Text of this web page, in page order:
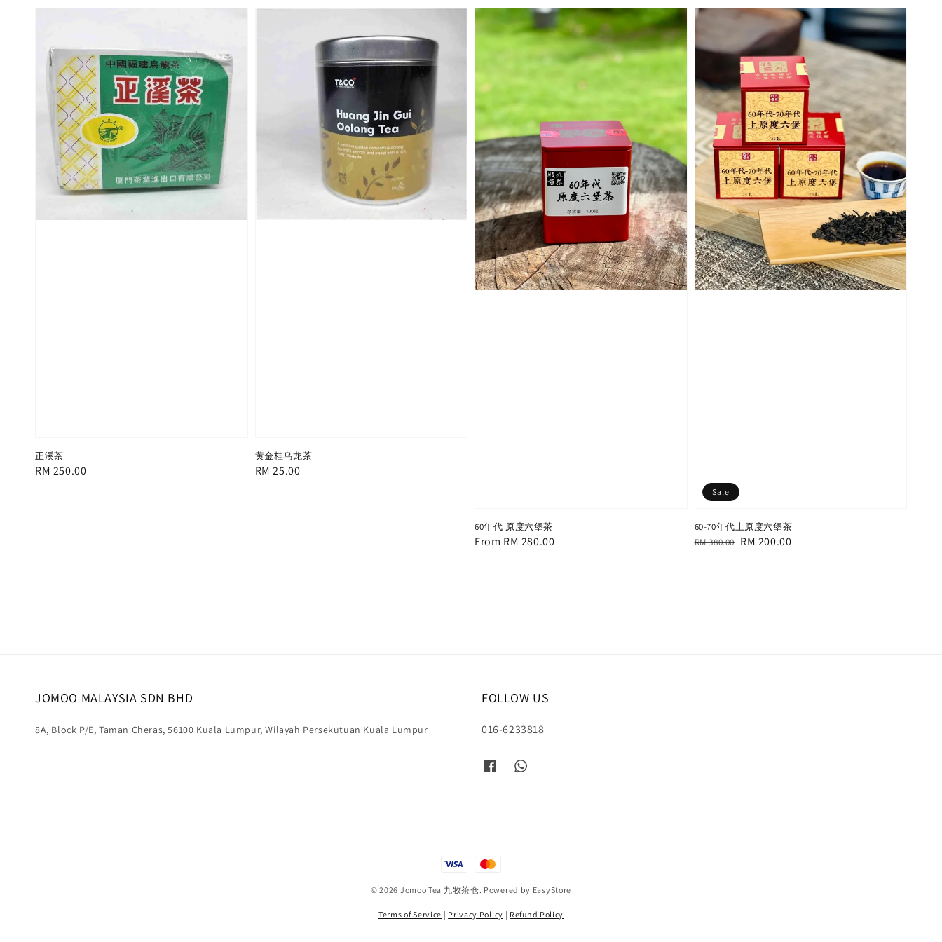
正溪茶
Regular
RM 250.00
黄金桂乌龙茶
Regular
RM 25.00
60年代 原度六堡茶
Regular
From RM 280.00
Sale
60-70年代上原度六堡茶
Regular
RM 380.00 Sale
RM 200.00
JOMOO MALAYSIA SDN BHD
8A, Block P/E, Taman Cheras, 56100 Kuala Lumpur, Wilayah Persekutuan Kuala Lumpur
FOLLOW US
016-6233818
© 2026 Jomoo Tea 九牧茶仓. Powered by EasyStore
Terms of Service | Privacy Policy | Refund Policy